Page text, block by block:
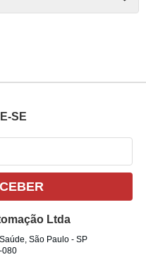
SE
Ltda
São Paulo -SP
080